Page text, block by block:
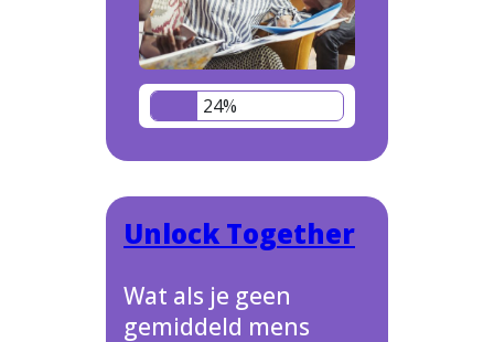
24%
Unlock Together
Wat als je geen
gemiddeld mens